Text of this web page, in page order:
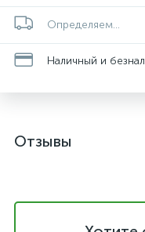
Определяем...
Наличный и
Отзывы